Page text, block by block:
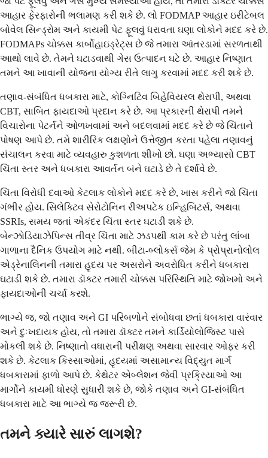
આહાર ફેરફારોની ભલામણ કરી શકે છે. લો FODMAP આહાર ઇરીટેબલ
બોવેલ સિન્ડ્રોમ અને કાયમી પેટ ફૂલવું ધરાવતા ઘણા લોકોને મદદ કરે છે.
FODMAPs ચોક્કસ કાર્બોહાઇડ્રેટ્સ છે જે તમારા આંતરડામાં સરળતાથી
આથો લાવે છે. તેમને ઘટાડવાથી ગેસ ઉત્પાદન ઘટે છે. આહાર નિષ્ણાત
તમને આ ખાવાની યોજના યોગ્ય રીતે લાગુ કરવામાં મદદ કરી શકે છે.
તણાવ-સંબંધિત ધબકારા માટે, કોગ્નિટિવ બિહેવિયરલ થેરાપી, અથવા
CBT, સાબિત ફાયદાઓ પ્રદાન કરે છે. આ પ્રકારની થેરાપી તમને
વિચારોના પેટર્નને ઓળખવામાં અને બદલવામાં મદદ કરે છે જે ચિંતાને
પોષણ આપે છે. તમે શારીરિક લક્ષણોને ઉત્તેજીત કરતા પહેલા તણાવનું
સંચાલન કરવા માટે વ્યવહારુ કુશળતા શીખો છો. ઘણા અભ્યાસો CBT
ચિંતા સ્તર અને ધબકારા આવર્તન બંને ઘટાડે છે તે દર્શાવે છે.
ચિંતા વિરોધી દવાઓ કેટલાક લોકોને મદદ કરે છે, ખાસ કરીને જો ચિંતા
ગંભીર હોય. સિલેક્ટિવ સેરોટોનિન રીઅપટેક ઇન્હિબિટર્સ, અથવા
SSRIs, સમય જતાં એકંદર ચિંતા સ્તર ઘટાડી શકે છે.
બેન્ઝોડિયાઝેપિન્સ તીવ્ર ચિંતા માટે ઝડપથી કામ કરે છે પરંતુ લાંબા
ગાળાના દૈનિક ઉપયોગ માટે નથી. બીટા-બ્લોકર્સ જેમ કે પ્રોપ્રાનોલોલ
એડ્રેનાલિનની તમારા હૃદય પર અસરોને અવરોધિત કરીને ધબકારા
ઘટાડી શકે છે. તમારા ડૉક્ટર તમારી ચોક્કસ પરિસ્થિતિ માટે જોખમો અને
ફાયદાઓની ચર્ચા કરશે.
ભાગ્યે જ, જો તણાવ અને GI પરિબળોને સંબોધવા છતાં ધબકારા વારંવાર
અને દુઃખદાયક હોય, તો તમારા ડૉક્ટર તમને કાર્ડિયોલોજિસ્ટ પાસે
મોકલી શકે છે. નિષ્ણાતો વધારાની પરીક્ષણ અથવા સારવાર ઓફર કરી
શકે છે. કેટલાક કિસ્સાઓમાં, હૃદયમાં અસામાન્ય વિદ્યુત માર્ગ
ધબકારામાં ફાળો આપે છે. કેથેટર એબ્લેશન જેવી પ્રક્રિયાઓ આ
માર્ગોને કાયમી ધોરણે સુધારી શકે છે, જોકે તણાવ અને GI-સંબંધિત
ધબકારા માટે આ ભાગ્યે જ જરૂરી છે.
તમને ક્યારે સારું લાગશે?